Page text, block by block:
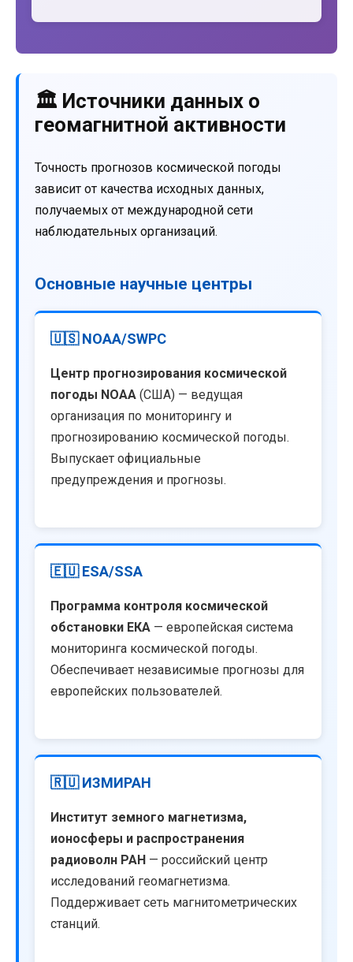
🏛️ Источники данных о
геомагнитной активности
Точность прогнозов космической погоды
зависит от качества исходных данных,
получаемых от международной сети
наблюдательных организаций.
Основные научные центры
🇺🇸 NOAA/SWPC
Центр прогнозирования космической
погоды NOAA (США) — ведущая
организация по мониторингу и
прогнозированию космической погоды.
Выпускает официальные
предупреждения и прогнозы.
🇪🇺 ESA/SSA
Программа контроля космической
обстановки ЕКА — европейская система
мониторинга космической погоды.
Обеспечивает независимые прогнозы для
европейских пользователей.
🇷🇺 ИЗМИРАН
Институт земного магнетизма,
ионосферы и распространения
радиоволн РАН — российский центр
исследований геомагнетизма.
Поддерживает сеть магнитометрических
станций.